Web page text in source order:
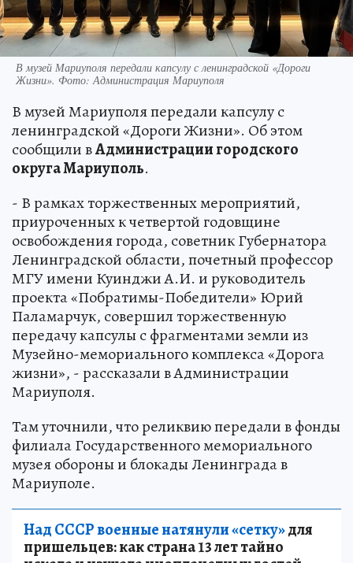
В музей Мариуполя передали капсулу с ленинградской «Дороги
Жизни». Фото: Администрация Мариуполя
В музей Мариуполя передали капсулу с
ленинградской «Дороги Жизни». Об этом
сообщили вАдминистрации городского
округа Мариуполь.
- В рамках торжественных мероприятий,
приуроченных к четвертой годовщине
освобождения города, советник Губернатора
Ленинградской области, почетный профессор
МГУ имени Куинджи А.И. и руководитель
проекта «Побратимы-Победители» Юрий
Паламарчук, совершил торжественную
передачу капсулы с фрагментами земли из
Музейно-мемориального комплекса «Дорога
жизни», - рассказали в Администрации
Мариуполя.
Там уточнили, что реликвию передали в фонды
филиала Государственного мемориального
музея обороны и блокады Ленинграда в
Мариуполе.
Над СССР военные натянули «сетку»для
пришельцев: как страна 13 лет тайно